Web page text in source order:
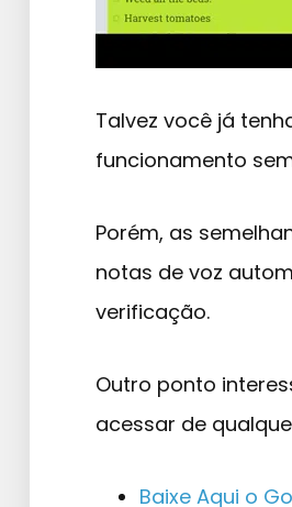
Talvez você já
funcionamento
Porém, as
notas de voz
verificação.
Outro ponto
acessar de
Baixe Aqui o